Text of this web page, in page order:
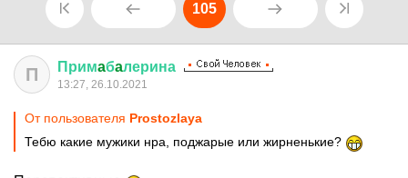
105
П Примaбaлерина
13:27, 26.10.2021
От пользователя Prostozlaya
Тебю какие мужики нра, поджарые или жирненькие?